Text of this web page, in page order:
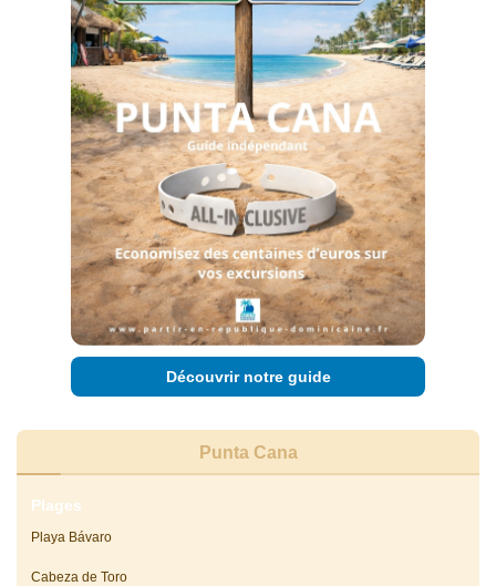
Découvrir notre guide
Punta Cana
Plages
Playa Bávaro
Cabeza de Toro